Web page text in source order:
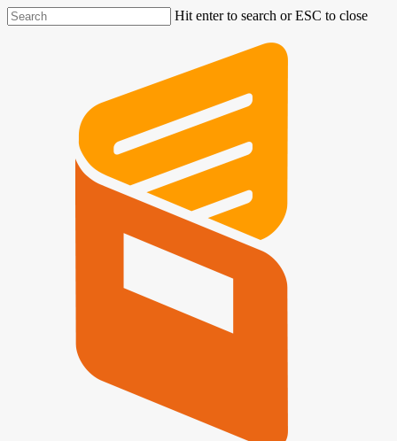
Hit enter to search or ESC to close